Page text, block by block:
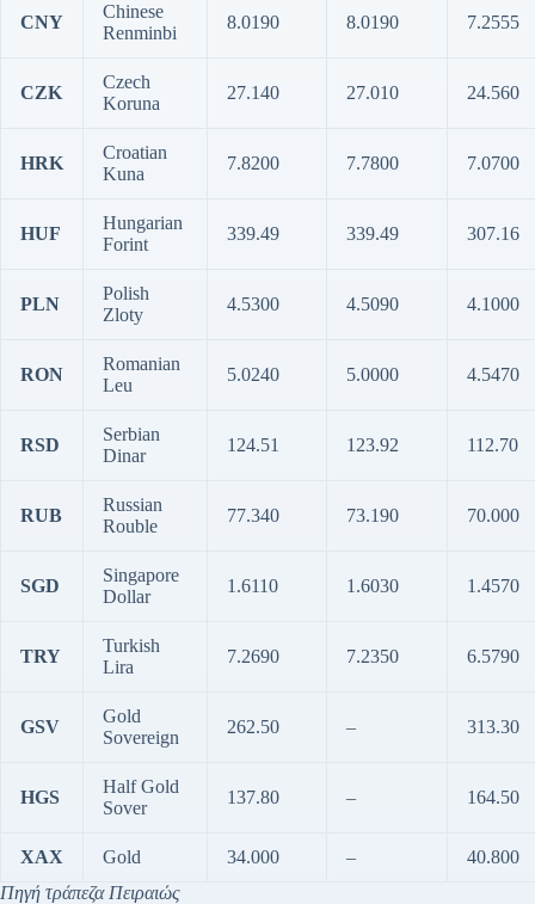
CNY
Chinese
Renminbi
8.0190 8.0190 7.2555
CZK
Czech
Koruna
27.140 27.010 24.560
HRK
Croatian
Kuna
7.8200 7.7800 7.0700
HUF
Hungarian
Forint
339.49 339.49 307.16
PLN
Polish
Zloty
4.5300 4.5090 4.1000
RON
Romanian
Leu
5.0240 5.0000 4.5470
RSD
Serbian
Dinar
124.51 123.92 112.70
RUB
Russian
Rouble
77.340 73.190 70.000
SGD
Singapore
Dollar
1.6110 1.6030 1.4570
TRY
Turkish
Lira
7.2690 7.2350 6.5790
GSV
Gold
Sovereign
262.50 – 313.30
HGS
Half Gold
Sover
137.80 – 164.50
XAX Gold 34.000 –
40.800
Πηγή τράπεζα Πειραιώς